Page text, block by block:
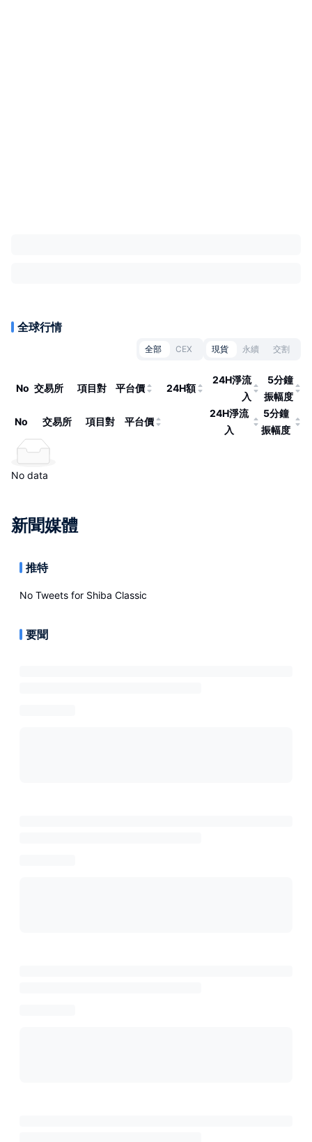
全球行情
全部 CEX 現貨 永續 交割
No 交易所 項目對 平台價 24H額
24H淨流
入
5分鐘
振幅度
No 交易所 項目對 平台價
24H淨流
入
5分鐘
振幅度
No data
新聞媒體
推特
No Tweets for Shiba Classic
要聞